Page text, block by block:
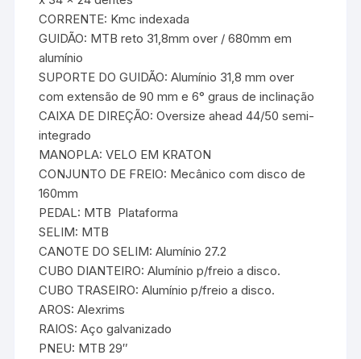
CORRENTE: Kmc indexada
GUIDÃO: MTB reto 31,8mm over / 680mm em
alumínio
SUPORTE DO GUIDÃO: Alumínio 31,8 mm over
com extensão de 90 mm e 6° graus de inclinação
CAIXA DE DIREÇÃO: Oversize ahead 44/50 semi-
integrado
MANOPLA: VELO EM KRATON
CONJUNTO DE FREIO: Mecânico com disco de
160mm
PEDAL: MTB  Plataforma
SELIM: MTB
CANOTE DO SELIM: Alumínio 27.2
CUBO DIANTEIRO: Alumínio p/freio a disco.
CUBO TRASEIRO: Alumínio p/freio a disco.
AROS: Alexrims
RAIOS: Aço galvanizado
PNEU: MTB 29″